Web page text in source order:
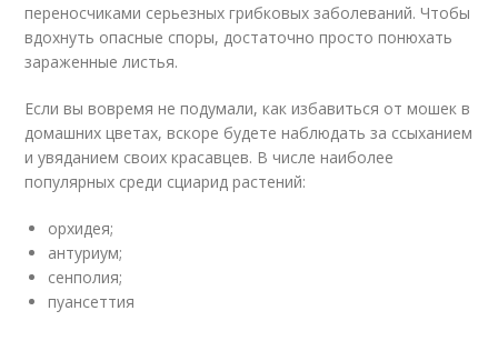
переносчиками серьезных грибковых заболеваний. Чтобы
вдохнуть опасные споры, достаточно просто понюхать
зараженные листья.
Если вы вовремя не подумали, как избавиться от мошек в
домашних цветах, вскоре будете наблюдать за ссыханием
и увяданием своих красавцев. В числе наиболее
популярных среди сциарид растений:
орхидея;
антуриум;
сенполия;
пуансеттия